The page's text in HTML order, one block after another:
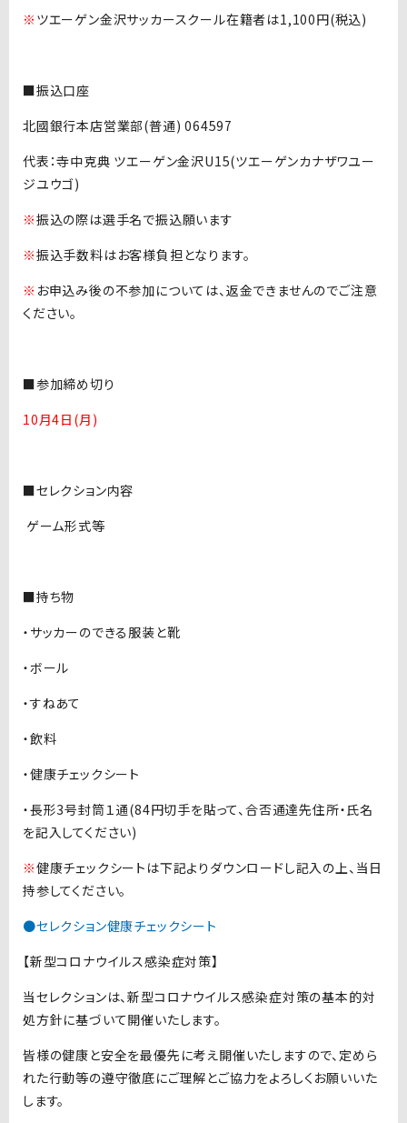
※ ツエーゲン金沢サッカースクール在籍者は1,100円(税込)
■振込口座
北國銀行本店営業部(普通) 064597
代表：寺中克典 ツエーゲン金沢U15(ツエーゲンカナザワユー
ジユウゴ)
※振込の際は選手名で振込願います
※振込手数料はお客様負担となります。
※ お申込み後の不参加については、返金できませんのでご注意
ください。
■参加締め切り
10月4日(月)
■セレクション内容
ゲーム形式等
■持ち物
・サッカーのできる服装と靴
・ボール
・すねあて
・飲料
・健康チェックシート
・長形3号封筒１通(84円切手を貼って、合否通達先住所・氏名
を記入してください)
※健康チェックシートは下記よりダウンロードし記入の上、当日
持参してください。
●セレクション健康チェックシート
【新型コロナウイルス感染症対策】
当セレクションは、新型コロナウイルス感染症対策の基本的対
処方針に基づいて開催いたします。
皆様の健康と安全を最優先に考え開催いたしますので、定めら
れた行動等の遵守徹底にご理解とご協力をよろしくお願いいた
します。